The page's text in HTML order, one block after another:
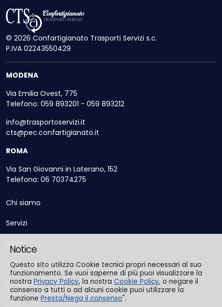
© 2026 Confartigianato Trasporti Servizi s.c.
P.IVA 02243550429
MODENA
Via Emilia Ovest, 775
Telefono: 059 893201 - 059 893212
info@trasportoservizi.it
cts@pec.confartigianato.it
ROMA
Via San Giovanni in Laterano, 152
Telefono: 06 70374275
Chi siamo
Servizi
News
Come Associarsi
Informazioni Utili
Notice
Questo sito utilizza Cookie tecnici propri necessari al suo
funzionamento. Se vuoi saperne di più puoi visualizzare la
nostra Privacy Policy, la nostra Cookie Policy, o negare il
consenso a tutti o ad alcuni cookie puoi utilizzare la
funzione Presta/Nega il consenso".